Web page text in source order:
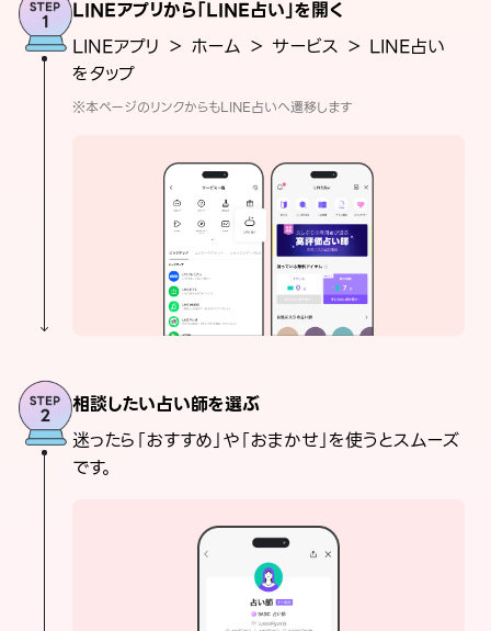
LINEアプリから「LINE占い」を開く
LINEアプリ ＞ ホーム ＞ サービス ＞ LINE占い
をタップ
※本ページのリンクからもLINE占いへ遷移します
相談したい占い師を選ぶ
迷ったら「おすすめ」や「おまかせ」を使うとスムーズ
です。